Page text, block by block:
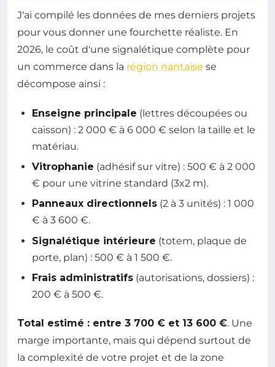
J'ai compilé les données de mes derniers projets
pour vous donner une fourchette réaliste. En
2026, le coût d'une signalétique complète pour
un commerce dans la région nantaise se
décompose ainsi :
Enseigne principale (lettres découpées ou
caisson) : 2 000 € à 6 000 € selon la taille et le
matériau.
Vitrophanie (adhésif sur vitre) : 500 € à 2 000
€ pour une vitrine standard (3x2 m).
Panneaux directionnels (2 à 3 unités) : 1 000
€ à 3 600 €.
Signalétique intérieure (totem, plaque de
porte, plan) : 500 € à 1 500 €.
Frais administratifs (autorisations, dossiers) :
200 € à 500 €.
Total estimé : entre 3 700 € et 13 600 €. Une
marge importante, mais qui dépend surtout de
la complexité de votre projet et de la zone